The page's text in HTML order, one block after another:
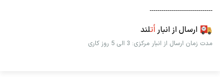
--------------------------------
ارسال از انباراُتلند
مدت زمان ارسال از انبار مرکزی: 3 الی 5 روز کاری